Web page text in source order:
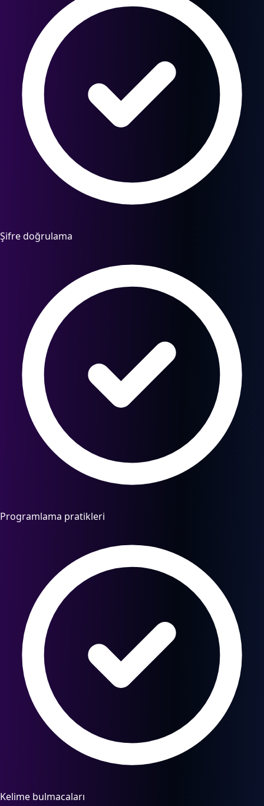
Şifre doğrulama
Programlama pratikleri
Kelime bulmacaları